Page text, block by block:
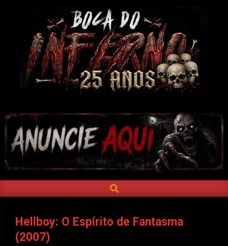
DO
INFERNO
Navigation
SEARCH
Hellboy: O Espírito de Fantasma
(2007)